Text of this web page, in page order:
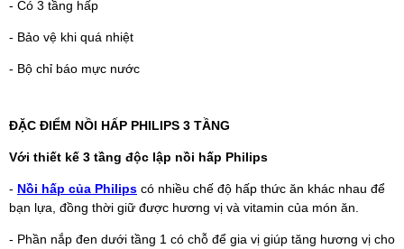
- Có 3 tầng hấp
- Bảo vệ khi quá nhiệt
- Bộ chỉ báo mực nước
ĐẶC ĐIỂM NỒI HẤP PHILIPS 3 TẦNG
Với thiết kế 3 tầng độc lập nồi hấp Philips
- Nồi hấp của Philips có nhiều chế độ hấp thức ăn khác nhau để
bạn lựa, đồng thời giữ được hương vị và vitamin của món ăn.
- Phần nắp đen dưới tầng 1 có chỗ để gia vị giúp tăng hương vị cho